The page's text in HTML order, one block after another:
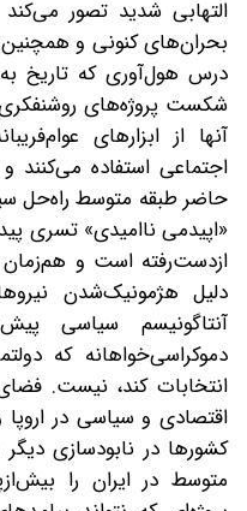
التهابی شدید تصور
بحران‌های کنونی و
درس هول‌آوری که تاریخ
شکست پروژه‌های
آنها از ابزارهای
اجتماعی استفاده
حاضر طبقه متوسط راه‌حل
«اپیدمی ناامیدی» تسری
ازدست‌رفته است و
دلیل هژمونیک‌شدن
آنتاگونیسم سیاسی
دموکراسی‌خواهانه که
انتخابات کند، نیست.
اقتصادی و سیاسی در اروپا
کشورها در نابودسازی
متوسط در ایران را